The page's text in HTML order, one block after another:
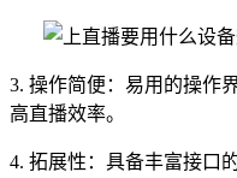
3. 操作简便：易用的操作
高直播效率。
4. 拓展性：具备丰富接口